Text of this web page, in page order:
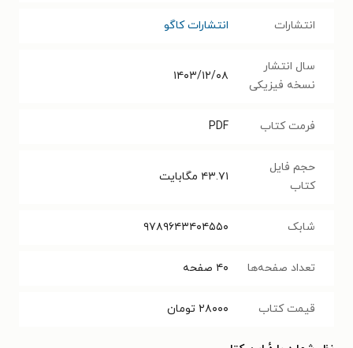
انتشارات انتشارات کاگو
سال انتشار
نسخه فیزیکی
۱۴۰۳/۱۲/۰۸
فرمت کتاب PDF
حجم فایل
کتاب
۴۳.۷۱ مگابایت
شابک ۹۷۸۹۶۴۳۴۰۴۵۵۰
تعداد صفحه‌ها ۴۰ صفحه
قیمت کتاب ۲۸۰۰۰ تومان